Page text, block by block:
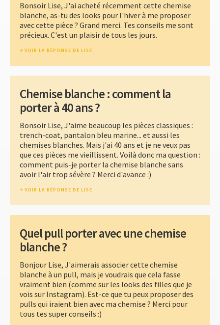
Bonsoir Lise, J'ai acheté récemment cette chemise
blanche, as-tu des looks pour l'hiver à me proposer
avec cette pièce ? Grand merci. Tes conseils me sont
précieux. C'est un plaisir de tous les jours.
VOIR LA RÉPONSE DE LISE
Chemise blanche : comment la
porter à 40 ans ?
Bonsoir Lise, J'aime beaucoup les pièces classiques :
trench-coat, pantalon bleu marine... et aussi les
chemises blanches. Mais j'ai 40 ans et je ne veux pas
que ces pièces me vieillissent. Voilà donc ma question :
comment puis-je porter la chemise blanche sans
avoir l'air trop sévère ? Merci d'avance :)
VOIR LA RÉPONSE DE LISE
Quel pull porter avec une chemise
blanche ?
Bonjour Lise, J'aimerais associer cette chemise
blanche à un pull, mais je voudrais que cela fasse
vraiment bien (comme sur les looks des filles que je
vois sur Instagram). Est-ce que tu peux proposer des
pulls qui iraient bien avec ma chemise ? Merci pour
tous tes super conseils :)